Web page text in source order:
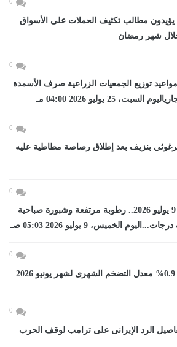
يؤيدون مطالب تكثيف الحملات على الأسواق
شهر رمضان
0
توزيع الجمعيات الزراعية صرف الأسمدة
25 يوليو 2026 04:00 مـ
0
بنزيف بعد إطلاق رصاصة مطاطية عليه
0
طقس الخميس 9 يوليو 2026.. رطوبة مرتفعة وشبورة صباحية
الخميس، 9 يوليو 2026 05:03 صـ
0
0
الرد الإيرانى على ترامب لوقف الحرب